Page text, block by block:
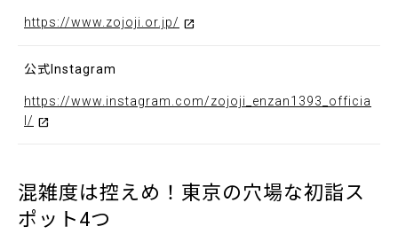
https://www.zojoji.or.jp/
公式Instagram
https://www.instagram.com/zojoji_enzan1393_officia
l/
混雑度は控えめ！東京の穴場な初詣ス
ポット4つ